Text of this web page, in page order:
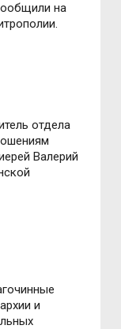
на
отдела
Валерий
и